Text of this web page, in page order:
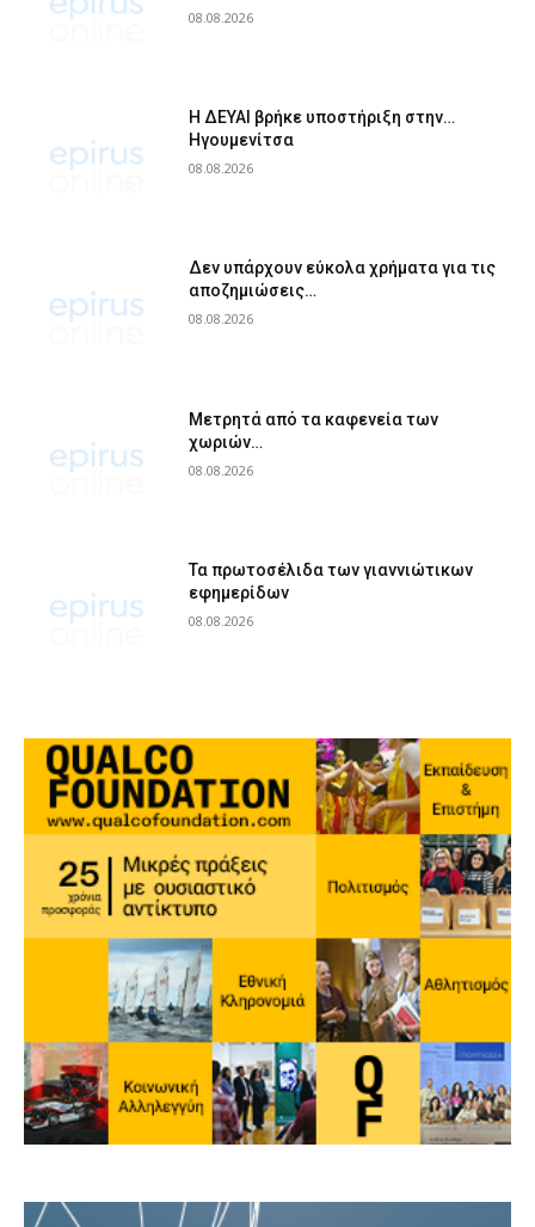
08.08.2026
Η ΔΕΥΑΙ βρήκε υποστήριξη στην…
Ηγουμενίτσα
08.08.2026
Δεν υπάρχουν εύκολα χρήματα για τις
αποζημιώσεις…
08.08.2026
Μετρητά από τα καφενεία των
χωριών…
08.08.2026
Τα πρωτοσέλιδα των γιαννιώτικων
εφημερίδων
08.08.2026